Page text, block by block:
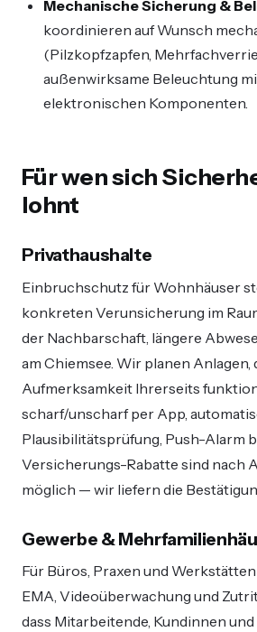
Mechanische Sicherung &
koordinieren auf Wunsch
(Pilzkopfzapfen,
außenwirksame Beleuchtung
elektronischen Komponenten.
Für wen sich
lohnt
Privathaushalte
Einbruchschutz für Wohnhäuser
konkreten Verunsicherung im
der Nachbarschaft, längere
am Chiemsee. Wir planen Anlagen,
Aufmerksamkeit Ihrerseits
scharf/unscharf per App,
Plausibilitätsprüfung, Push-Alarm
Versicherungs-Rabatte sind nach
möglich — wir liefern die
Gewerbe &
Für Büros, Praxen und
EMA, Videoüberwachung und
dass Mitarbeitende, Kundinnen